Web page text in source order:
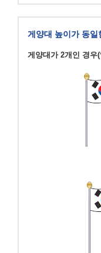
게양대 높이가 동
게양대가 2개인 경우